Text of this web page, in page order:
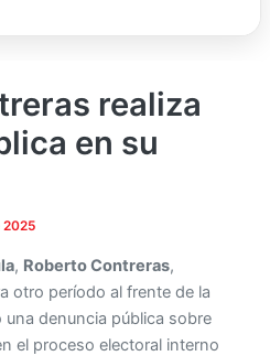
realiza
en su
2025
, Roberto Contreras,
otro período al frente de la
una denuncia pública sobre
el proceso electoral interno